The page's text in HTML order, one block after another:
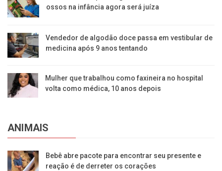
ossos na infância agora será juíza
Vendedor de algodão doce passa em vestibular de
medicina após 9 anos tentando
Mulher que trabalhou como faxineira no hospital
volta como médica, 10 anos depois
ANIMAIS
Bebê abre pacote para encontrar seu presente e
reação é de derreter os corações